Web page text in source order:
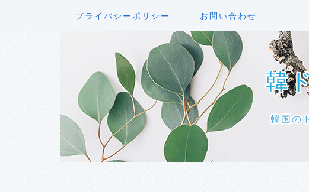
プライバシーポリシー お問い合わせ
韓
韓国の